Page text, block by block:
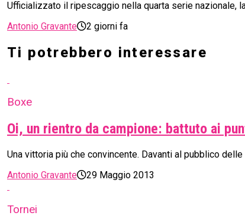
Ufficializzato il ripescaggio nella quarta serie nazionale,
Antonio Gravante
2 giorni fa
Ti potrebbero interessare
Boxe
Oi, un rientro da campione: battuto ai
Una vittoria più che convincente. Davanti al pubblico
Antonio Gravante
29 Maggio 2013
Tornei